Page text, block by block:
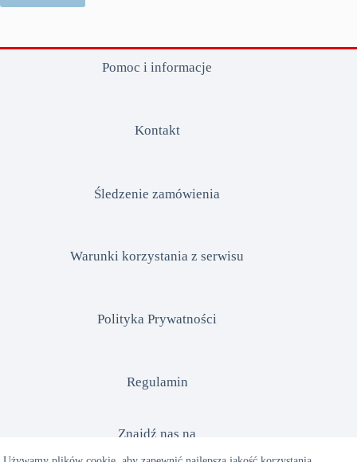
Pomoc i informacje
Kontakt
Śledzenie zamówienia
Warunki korzystania z serwisu
Polityka Prywatności
Regulamin
Znajdź nas na